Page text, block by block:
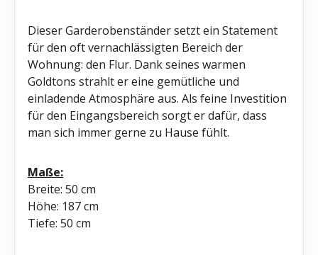
Dieser Garderobenständer setzt ein Statement
für den oft vernachlässigten Bereich der
Wohnung: den Flur. Dank seines warmen
Goldtons strahlt er eine gemütliche und
einladende Atmosphäre aus. Als feine Investition
für den Eingangsbereich sorgt er dafür, dass
man sich immer gerne zu Hause fühlt.
Maße:
Breite: 50 cm
Höhe: 187 cm
Tiefe: 50 cm